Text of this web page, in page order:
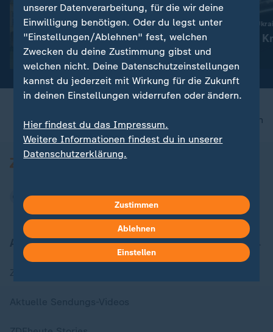
Overtourism in Italien:
Wie Airbnb & Co in Florenz
begrenzt werden
mit Video 2:04
Liveblog
Russland greift die
Aktuelles zum
Ukraine
nach oben
Aktuell bei ZDFheute
unserer Datenverarbeitung, für die wir deine
Einwilligung benötigen. Oder du legst unter
"Einstellungen/Ablehnen" fest, welchen
Zwecken du deine Zustimmung gibst und
welchen nicht. Deine Datenschutzeinstellungen
kannst du jederzeit mit Wirkung für die Zukunft
in deinen Einstellungen widerrufen oder ändern.
Hier findest du das Impressum.
Weitere Informationen findest du in unserer
Datenschutzerklärung.
Zustimmen
Ablehnen
Einstellen